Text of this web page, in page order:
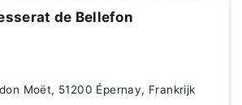
de Bellefon
Moët, 51200 Épernay, Frankrijk